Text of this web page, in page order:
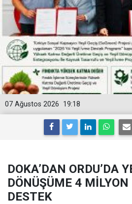
19:18
07 Ağustos 2026
DOKA’DAN ORDU’DA
DÖNÜŞÜME 4
DESTEK